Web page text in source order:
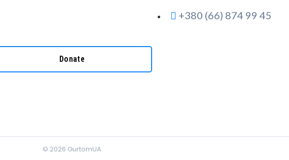
+380 (66) 874 99 45
Donate
© 2026 GurtomUA